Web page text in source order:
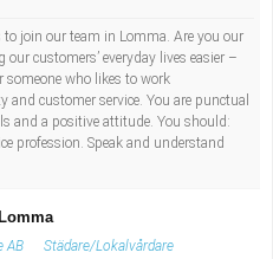
to join our team in Lomma. Are you our
customers’ everyday lives easier –
someone who likes to work
customer service. You are punctual
and a positive attitude. You should:
profession. Speak and understand
AB Städare/Lokalvårdare